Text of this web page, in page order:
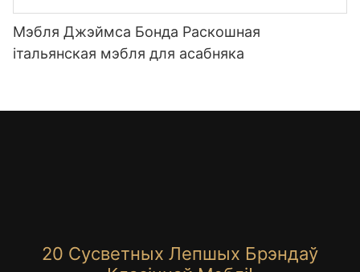
Мэбля Джэймса Бонда Раскошная
італьянская мэбля для асабняка
20 Сусветных Лепшых Брэндаў